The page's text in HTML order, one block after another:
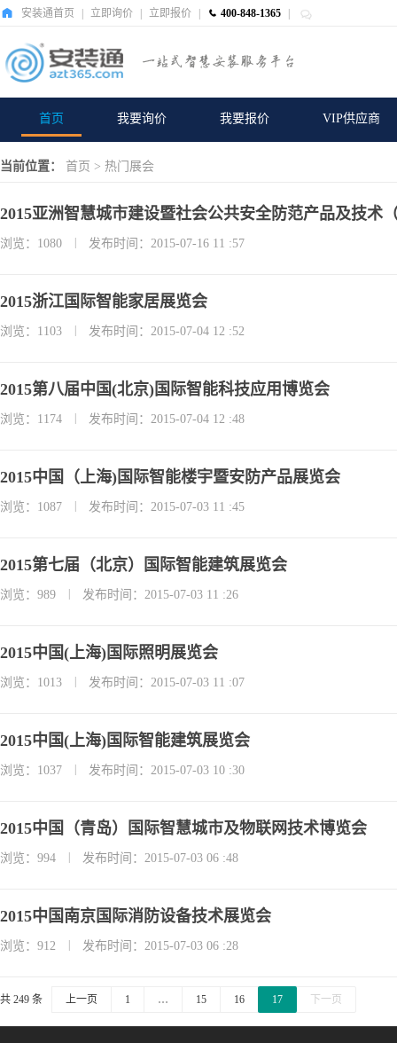
安装通首页 立即询价 立即报价 400-848-1365
首页 我要询价 我要报价 VIP供应商
当前位置： 首页 > 热门展会
2015亚洲智慧城市建设暨社会公共安全防范产品及技术
浏览：1080 发布时间：2015-07-16 11 :57
2015浙江国际智能家居展览会
浏览：1103 发布时间：2015-07-04 12 :52
2015第八届中国(北京)国际智能科技应用博览会
浏览：1174 发布时间：2015-07-04 12 :48
2015中国（上海)国际智能楼宇暨安防产品展览会
浏览：1087 发布时间：2015-07-03 11 :45
2015第七届（北京）国际智能建筑展览会
浏览：989 发布时间：2015-07-03 11 :26
2015中国(上海)国际照明展览会
浏览：1013 发布时间：2015-07-03 11 :07
2015中国(上海)国际智能建筑展览会
浏览：1037 发布时间：2015-07-03 10 :30
2015中国（青岛）国际智慧城市及物联网技术博览会
浏览：994 发布时间：2015-07-03 06 :48
2015中国南京国际消防设备技术展览会
浏览：912 发布时间：2015-07-03 06 :28
共 249 条 上一页 1 … 15 16 17 下一页